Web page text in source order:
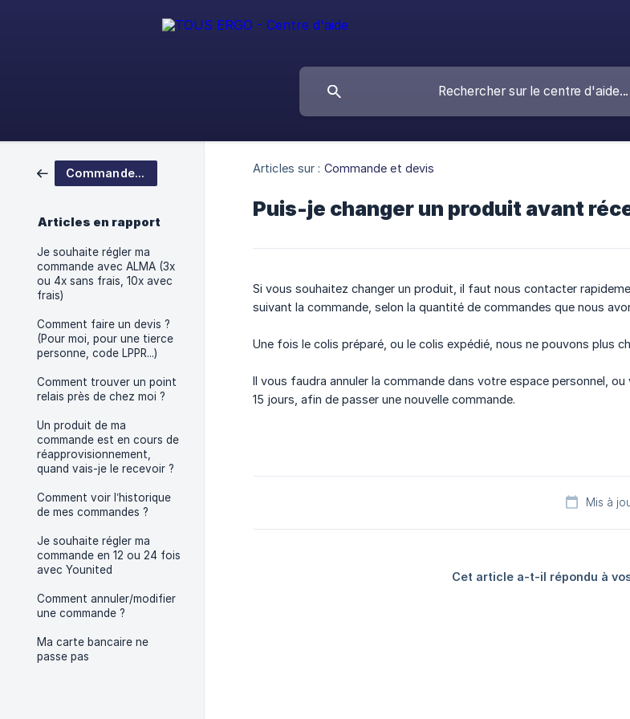
Commande et devis
Articles en rapport
Je souhaite régler ma
commande avec ALMA (3x
ou 4x sans frais, 10x avec
frais)
Comment faire un devis ?
(Pour moi, pour une tierce
personne, code LPPR...)
Comment trouver un point
relais près de chez moi ?
Un produit de ma
commande est en cours de
réapprovisionnement,
quand vais-je le recevoir ?
Comment voir l’historique
de mes commandes ?
Je souhaite régler ma
commande en 12 ou 24 fois
avec Younited
Comment annuler/modifier
une commande ?
Ma carte bancaire ne
passe pas
Articles sur : Commande et devis
Puis-je changer un produit avant
Si vous souhaitez changer un produit, il faut nous contacter
suivant la commande, selon la quantité de commandes que nous
Une fois le colis préparé, ou le colis expédié, nous ne pouvons plus
Il vous faudra annuler la commande dans votre espace personnel, ou
15 jours, afin de passer une nouvelle commande.
Mis à
Cet article a-t-il répondu à